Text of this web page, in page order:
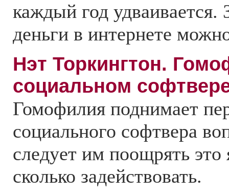
каждый год удваивается.
деньги в интернете
Нэт Торкингтон.
социальном
Гомофилия поднимает
социального софтвера
следует им поощрять это
сколько задействовать.